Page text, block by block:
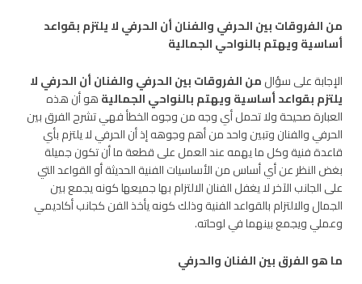
من الفروقات بين الحرفي والفنان أن الحرفي لا يلتزم بقواعد
أساسية ويهتم بالنواحي الجمالية
الإجابة على سؤالمن الفروقات بين الحرفي والفنان أن الحرفي لا
يلتزم بقواعد أساسية ويهتم بالنواحي الجماليةهو أن هذه
العبارة صحيحة ولا تحمل أي وجه من وجوه الخطأ فهي تشرح الفرق بين
الحرفي والفنان وتبين واحد من أهم وجوهه إذ أن الحرفي لا يلتزم بأي
قاعدة فنية وكل ما يهمه عند العمل على قطعة ما أن تكون جميلة
بغض النظر عن أي أساس من الأساسيات الفنية الحديثة أو القواعد التي
على الجانب الآخر لا يغفل الفنان الالتزام بها جميعها كونه يجمع بين
الجمال والالتزام بالقواعد الفنية وذلك كونه يأخذ الفن كجانب أكاديمي
وعملي ويجمع بينهما في لوحاته.
ما هو الفرق بين الفنان والحرفي